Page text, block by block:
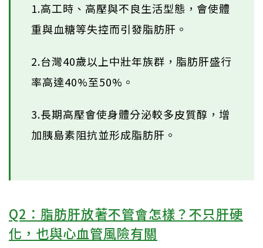
1.高工時、高壓與不良生活型態，會使體
重與血糖等失控而引發脂肪肝。
2.台灣40歲以上中壯年族群，脂肪肝盛行
率高達40%至50%。
3.長期高壓會使身體分泌較多皮質醇，增
加胰島素阻抗並形成脂肪肝。
Q2：脂肪肝放著不管會怎樣？不只肝硬
化，也與心血管風險有關